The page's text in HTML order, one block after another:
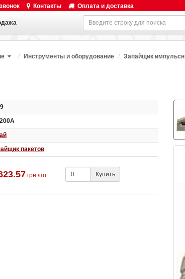
Контакты Оплата и доставка
Инструменты и оборудование Запайщик
пакетов
грн./шт Купить